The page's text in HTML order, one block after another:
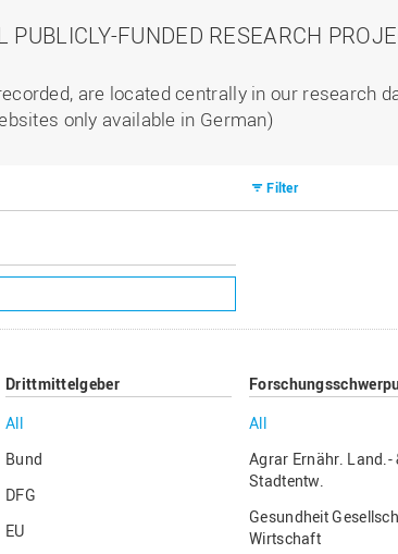
PUBLICLY-FUNDED RESEARCH
are located centrally in our research
only available in German)
Filter
Drittmittelgeber
All
Bund
DFG
EU
All
Agrar Ernähr. Land.-
Stadtentw.
Gesundheit
Wirtschaft